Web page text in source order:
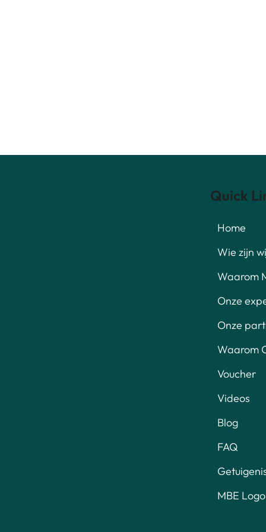
Quick
Home
Wie zijn
Waarom
Onze
Onze
Waarom
Voucher
Videos
Blog
FAQ
MBE Logo